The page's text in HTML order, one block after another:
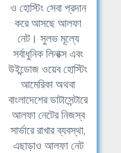
ও হোস্টিং সেবা প্রদান
করে আসছে আলফা
নেট। সুলভ মূল্যে
সর্বাধুনিক লিনাক্স এবং
উইন্ডোজ ওয়েব হোস্টিং
আমেরিকা অথবা
বাংলাদেশের ডাটাসেন্টারে
আলফা নেটের নিজস্ব
সার্ভারে রাখার ব্যবস্থা,
এছাড়াও আলফা নেট